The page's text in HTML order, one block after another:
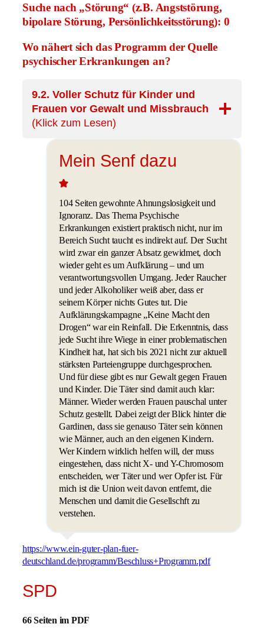
Suche nach „Störung“ (z.B. Angststörung,
bipolare Störung, Persönlichkeitsstörung): 0
Wo nähert sich das Programm der Quelle
psychischer Erkrankungen an?
9.2. Voller Schutz für Kinder und
Frauen vor Gewalt und Missbrauch
(Klick zum Lesen)
Mein Senf dazu
104 Seiten gewohnte Ahnungslosigkeit und
Ignoranz. Das Thema Psychische
Erkrankungen existiert praktisch nicht, nur im
Bereich Sucht taucht es indirekt auf. Der Sucht
wird zwar ein ganzer Absatz gewidmet, doch
wieder geht es um Aufklärung – und um
verantwortungsvollen Umgang. Jeder Raucher
und jeder Alkoholiker weiß aber, dass er
seinem Körper nichts Gutes tut. Die
Aufklärungskampagne „Keine Macht den
Drogen“ war ein Reinfall. Die Erkenntnis, dass
jede Sucht ihre Wiege in einer problematischen
Kindheit hat, hat sich bis 2021 nicht zur aktuell
stärksten Parteiengruppe durchgesprochen.
Und für diese gibt es nur Gewalt gegen Frauen
und Kinder. Die Täter sind damit auch klar:
Männer. Wieder werden Frauen pauschal unter
Schutz gestellt. Dabei zeigt der Blick hinter die
Gardinen, dass sie genauso Täter sein können
wie Männer, auch an den eigenen Kindern.
Wer Kindern wirklich helfen will, der muss
eingestehen, dass nicht X- und Y-Chromosom
entscheiden, wer Täter und wer Opfer ist. Für
mich ist die Union weit davon entfernt, die
Menschen und damit die Gesellschft zu
verstehen.
https://www.ein-guter-plan-fuer-
deutschland.de/programm/Beschluss+Programm.pdf
SPD
66 Seiten im PDF